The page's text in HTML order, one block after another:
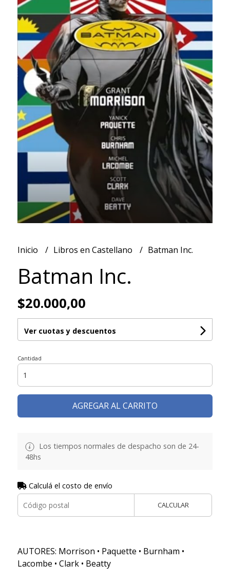
Inicio Libros en Castellano Batman Inc.
Batman Inc.
$20.000,00
Ver cuotas y descuentos
Cantidad
AGREGAR AL CARRITO
Los tiempos normales de despacho son de 24-
48hs
Calculá el costo de envío
CALCULAR
AUTORES: Morrison • Paquette • Burnham •
Lacombe • Clark • Beatty